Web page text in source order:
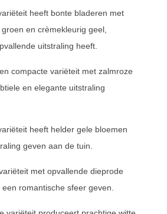
heeft bonte bladeren met
en crèmekleurig geel,
uitstraling heeft.
compacte variëteit met zalmroze
en elegante uitstraling
heeft helder gele bloemen
geven aan de tuin.
met opvallende dieprode
romantische sfeer geven.